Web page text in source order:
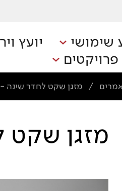
שימושי יועץ
פרויקטים
/ מזגן שקט לחדר שינה -
מזגן שקט